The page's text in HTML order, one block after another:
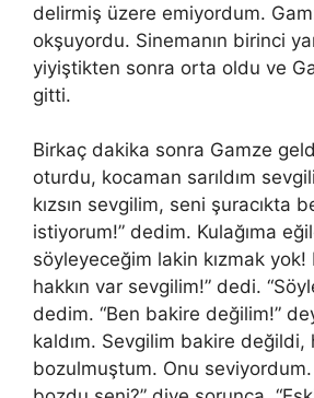
delirmiş üzere emiyordum.
okşuyordu. Sinemanın birinci
yiyiştikten sonra orta oldu ve
gitti.
Birkaç dakika sonra Gamze
oturdu, kocaman sarıldım
kızsın sevgilim, seni şuracıkta
istiyorum!” dedim. Kulağıma
söyleyeceğim lakin kızmak
hakkın var sevgilim!” dedi.
dedim. “Ben bakire değilim!”
kaldım. Sevgilim bakire değildi,
bozulmuştum. Onu seviyordum.